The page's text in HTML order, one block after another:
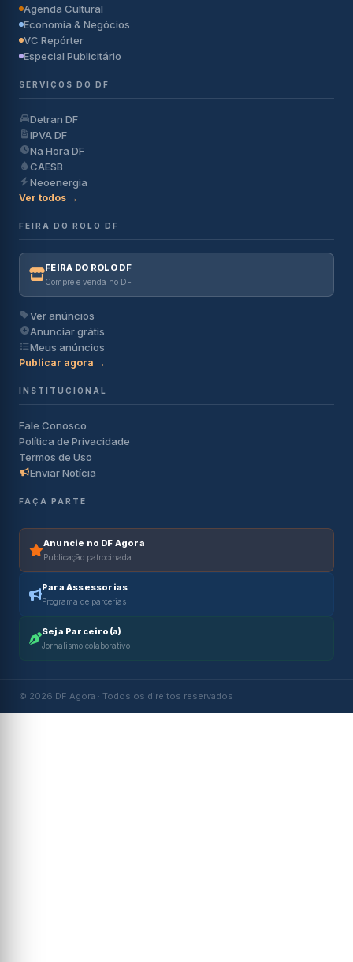
Agenda Cultural
Economia & Negócios
VC Repórter
Especial Publicitário
SERVIÇOS DO DF
Detran DF
IPVA DF
Na Hora DF
CAESB
Neoenergia
Ver todos →
FEIRA DO ROLO DF
FEIRA DO ROLO DF
Compre e venda no DF
Ver anúncios
Anunciar grátis
Meus anúncios
Publicar agora →
INSTITUCIONAL
Fale Conosco
Política de Privacidade
Termos de Uso
Enviar Notícia
FAÇA PARTE
Anuncie no DF Agora
Publicação patrocinada
Para Assessorias
Programa de parcerias
Seja Parceiro(a)
Jornalismo colaborativo
© 2026 DF Agora · Todos os direitos reservados